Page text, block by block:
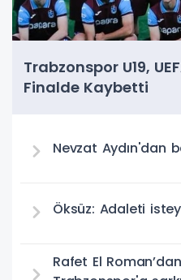
Trabzonspor U19,
Finalde Kaybetti
Nevzat Aydın'dan
Öksüz: Adaleti
Rafet El